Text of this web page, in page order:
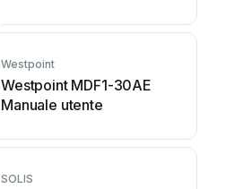
Westpoint
Westpoint MDF1-30AE
Manuale utente
SOLIS